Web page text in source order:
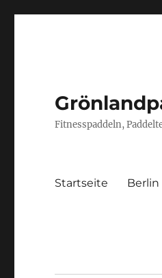
Fitnesspaddeln,
Startseite Berlin